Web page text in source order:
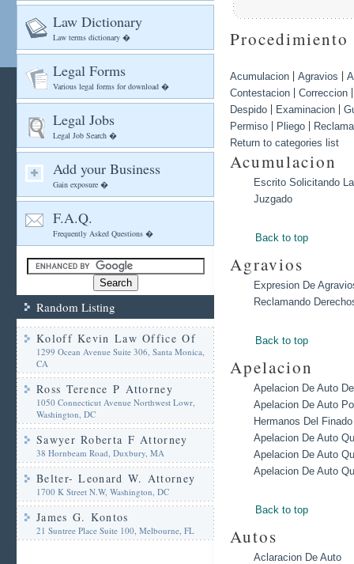
Law Dictionary
Law terms dictionary �
Legal Forms
Various legal forms for download �
Legal Jobs
Legal Job Search �
Add your Business
Gain exposure �
F.A.Q.
Frequently Asked Questions �
Random Listing
Koloff Kevin Law Office Of
1299 Ocean Avenue Suite 306, Santa Monica,
CA
Ross Terence P Attorney
1050 Connecticut Avenue Northwest Lowr,
Washington, DC
Sawyer Roberta F Attorney
38 Hornbeam Road, Duxbury, MA
Belter- Leonard W. Attorney
1700 K Street N.W, Washington, DC
James G. Kontos
21 Suntree Place Suite 100, Melbourne, FL
Procedimiento
Acumulacion | Agravios |
Contestacion | Correccion
Despido | Examinacion |
Permiso | Pliego |
Return to categories list
Acumulacion
Escrito Solicitando
Juzgado
Back to top
Agravios
Expresion De
Reclamando
Back to top
Apelacion
Apelacion De Auto
Apelacion De Auto
Hermanos Del Finado
Apelacion De Auto
Apelacion De Auto
Apelacion De Auto
Back to top
Autos
Aclaracion De Auto